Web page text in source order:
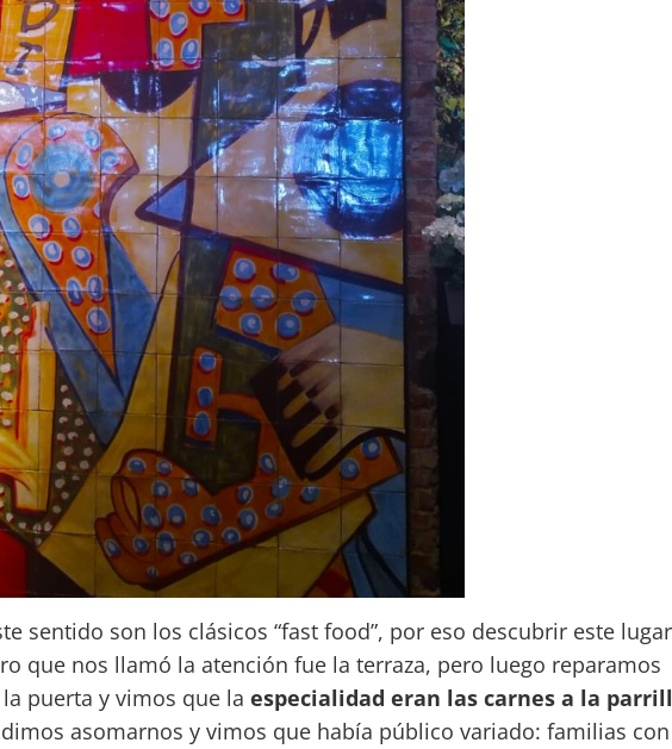
sentido son los clásicos “fast food”, por eso descubrir este lugar
que nos llamó la atención fue la terraza, pero luego reparamos
puerta y vimos que la especialidad eran las carnes a la
asomarnos y vimos que había público variado: familias con